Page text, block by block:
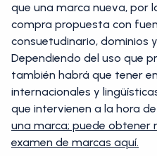
que una marca nueva, por
compra propuesta con
consuetudinario, dominios
Dependiendo del uso que
también habrá que tener
internacionales y
que intervienen a la hora
una marca; puede obtener
examen de marcas aquí.